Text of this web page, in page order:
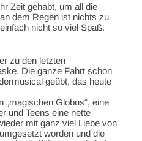
Zeit gehabt, um all die
dem Regen ist nichts zu
nicht so viel Spaß.
zu den letzten
Die ganze Fahrt schon
geübt, das heute
„magischen Globus“, eine
und Teens eine nette
mit ganz viel Liebe von
worden und die